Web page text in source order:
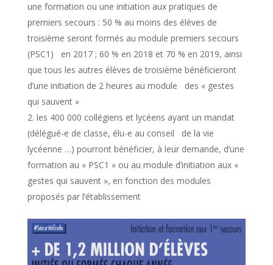
une formation ou une initiation aux pratiques de
premiers secours : 50 % au moins des élèves de
troisième seront formés au module premiers secours
(PSC1) en 2017 ; 60 % en 2018 et 70 % en 2019, ainsi
que tous les autres élèves de troisième bénéficieront
d’une initiation de 2 heures au module des « gestes
qui sauvent »
les 400 000 collégiens et lycéens ayant un mandat
(délégué-e de classe, élu-e au conseil de la vie
lycéenne …) pourront bénéficier, à leur demande, d’une
formation au « PSC1 » ou au module d’initiation aux «
gestes qui sauvent », en fonction des modules
proposés par l’établissement